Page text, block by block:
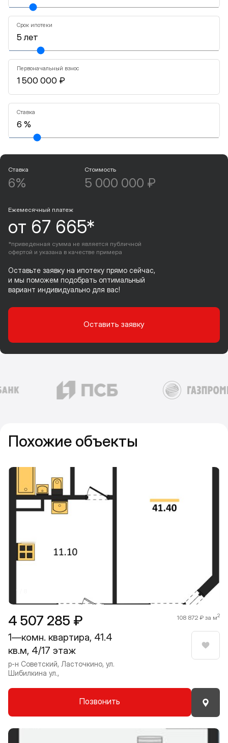
Срок ипотеки
Первоначальный взнос
Ставка
Ставка
6%
Стоимость
5 000 000 ₽
Ежемесячный платеж
от 67 665*
*приведенная сумма не является публичной
офертой и указана в качестве примера
Оставьте заявку на ипотеку прямо сейчас,
и мы поможем подобрать оптимальный
вариант индивидуально для вас!
Оставить заявку
Похожие объекты
4 507 285 ₽ 108 872 ₽ за м2
1—комн. квартира, 41.4
кв.м, 4/17 этаж
р-н Советский, Ласточкино, ул.
Шибилкина ул.,
Позвонить
1 / 8